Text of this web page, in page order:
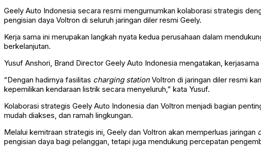
Geely Auto Indonesia secara resmi mengumumkan kolaborasi strategis
pengisian daya Voltron di seluruh jaringan diler resmi Geely.
Kerja sama ini merupakan langkah nyata kedua perusahaan dalam
berkelanjutan.
Yusuf Anshori, Brand Director Geely Auto Indonesia mengatakan,
“Dengan hadirnya fasilitas charging stationVoltron di jaringan diler resmi
kepemilikan kendaraan listrik secara menyeluruh,” kata Yusuf.
Kolaborasi strategis Geely Auto Indonesia dan Voltron menjadi bagian
mudah diakses, dan ramah lingkungan.
Melalui kemitraan strategis ini, Geely dan Voltron akan memperluas jaringan
pengisian daya bagi pelanggan, tetapi juga mendukung percepatan